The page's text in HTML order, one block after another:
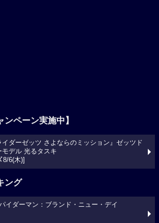
ンペーン実施中】
イダーゼッツ さよならのミッション』ゼッツド
モデル 光るタスキ
8/6(木)]
ング
イダーマン：ブランド・ニュー・デイ